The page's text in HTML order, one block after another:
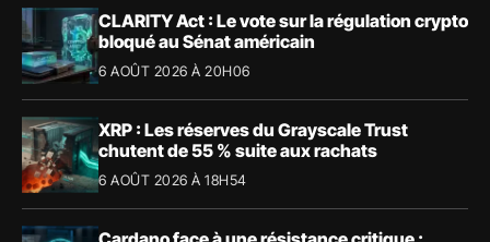
CLARITY Act : Le vote sur la régulation crypto
bloqué au Sénat américain
6 AOÛT 2026 À 20H06
XRP : Les réserves du Grayscale Trust
chutent de 55 % suite aux rachats
6 AOÛT 2026 À 18H54